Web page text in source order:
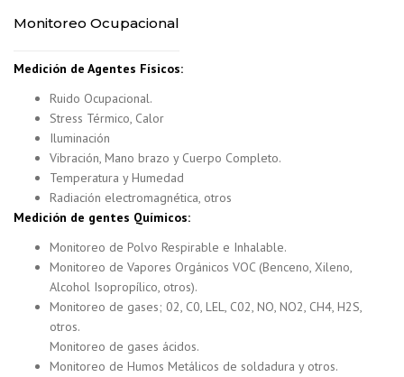
Monitoreo Ocupacional
Medición de Agentes Físicos:
Ruido Ocupacional.
Stress Térmico, Calor
Iluminación
Vibración, Mano brazo y Cuerpo Completo.
Temperatura y Humedad
Radiación electromagnética, otros
Medición de gentes Químicos:
Monitoreo de Polvo Respirable e Inhalable.
Monitoreo de Vapores Orgánicos VOC (Benceno, Xileno,
Alcohol Isopropílico, otros).
Monitoreo de gases; 02, C0, LEL, C02, NO, NO2, CH4, H2S,
otros.
Monitoreo de gases ácidos.
Monitoreo de Humos Metálicos de soldadura y otros.